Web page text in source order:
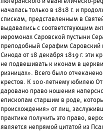
началась только в 1818 г. и
спискам, представленным в
выдавались с соответствующим
иеромонах Саровской пустыни
преподобный Серафим Саровский
Синода от 18 декабря 1819 г. эти
не подвешивать к иконам в
ризницах». Всего было
крестов. К 100-летнему юбилею
даровано право ношения
епископам старшим в роде,
происхождения» от лиц,
практике получить это право,
является непрямой цитатой из